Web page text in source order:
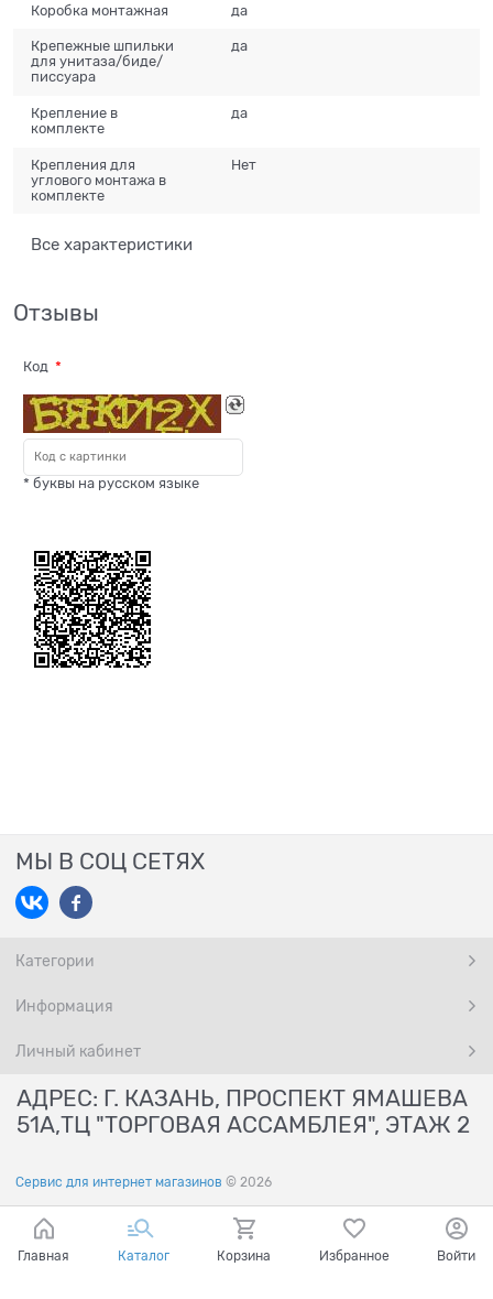
Коробка монтажная да
Крепежные шпильки
для унитаза/биде/
писсуара
да
Крепление в
комплекте
да
Крепления для
углового монтажа в
комплекте
Нет
Все характеристики
Отзывы
Код
* буквы на русском языке
МЫ В СОЦ СЕТЯХ
Категории
Информация
Личный кабинет
АДРЕС: Г. КАЗАНЬ, ПРОСПЕКТ ЯМАШЕВА
51А,ТЦ "ТОРГОВАЯ АССАМБЛЕЯ", ЭТАЖ 2
Сервис для интернет магазинов © 2026
Главная Каталог Корзина Избранное Войти